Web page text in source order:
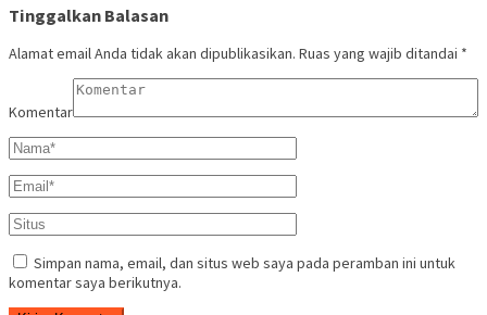
Tinggalkan Balasan
Alamat email Anda tidak akan dipublikasikan. Ruas yang wajib ditandai *
Komentar
Simpan nama, email, dan situs web saya pada peramban ini untuk
komentar saya berikutnya.